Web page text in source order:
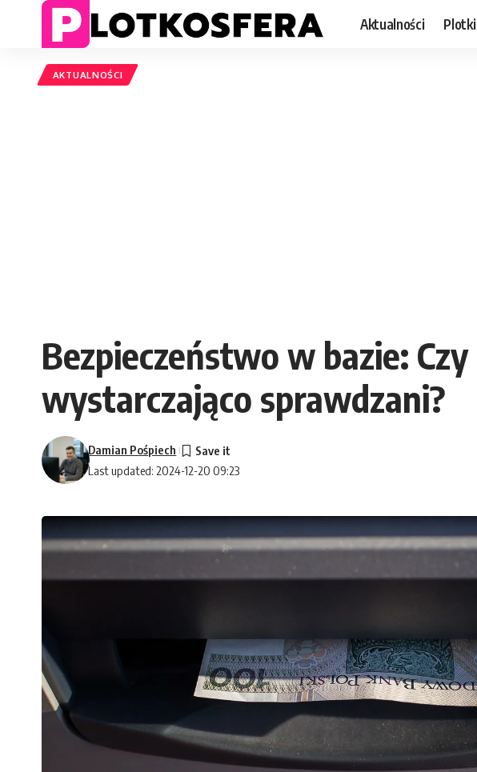
Aktualności
AKTUALNOŚCI
Bezpieczeństwo w bazie:
wystarczająco sprawdzani?
Last updated: 2024-12-20 09:23
Damian Pośpiech